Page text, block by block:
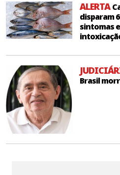
ALERTA
disparam
sintomas
Brasil